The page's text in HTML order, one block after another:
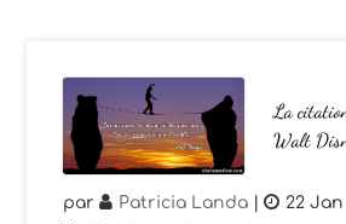
La
Walt
par Patricia Landa | 22 Jan